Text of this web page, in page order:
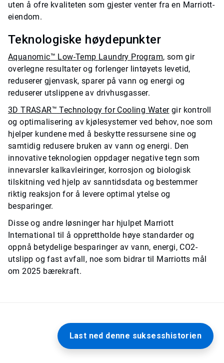
uten å ofre kvaliteten som gjester venter fra en Marriott-
eiendom.
Teknologiske høydepunkter
Aquanomic™ Low-Temp Laundry Program, som gir
overlegne resultater og forlenger lintøyets levetid,
reduserer gjenvask, sparer på vann og energi og
reduserer utslippene av drivhusgasser.
3D TRASAR™ Technology for Cooling Watergir kontroll
og optimalisering av kjølesystemer ved behov, noe som
hjelper kundene med å beskytte ressursene sine og
samtidig redusere bruken av vann og energi. Den
innovative teknologien oppdager negative tegn som
innevarsler kalkavleiringer, korrosjon og biologisk
tilskitning ved hjelp av sanntidsdata og bestemmer
riktig reaksjon for å levere optimal ytelse og
besparinger.
Disse og andre løsninger har hjulpet Marriott
International til å opprettholde høye standarder og
oppnå betydelige besparinger av vann, energi, CO2-
utslipp og fast avfall, noe som bidrar til Marriotts mål
om 2025 bærekraft.
Last ned denne suksesshistorien